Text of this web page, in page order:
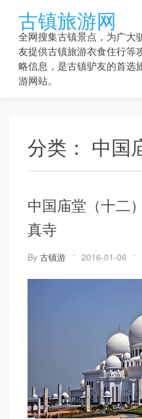
content
古镇旅游网
全网搜集古镇景点，为广大
友提供古镇旅游衣食住行等
略信息，是古镇驴友的首选
游网站。
分类： 中国
中国庙堂（十二
真寺
By 古镇游 2016-01-06